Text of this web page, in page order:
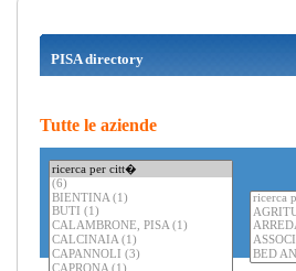
PISA directory
Tutte le aziende